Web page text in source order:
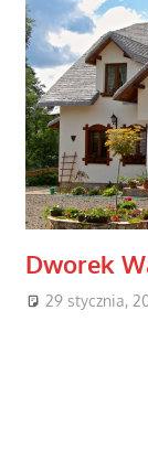
Dworek
29 stycznia,